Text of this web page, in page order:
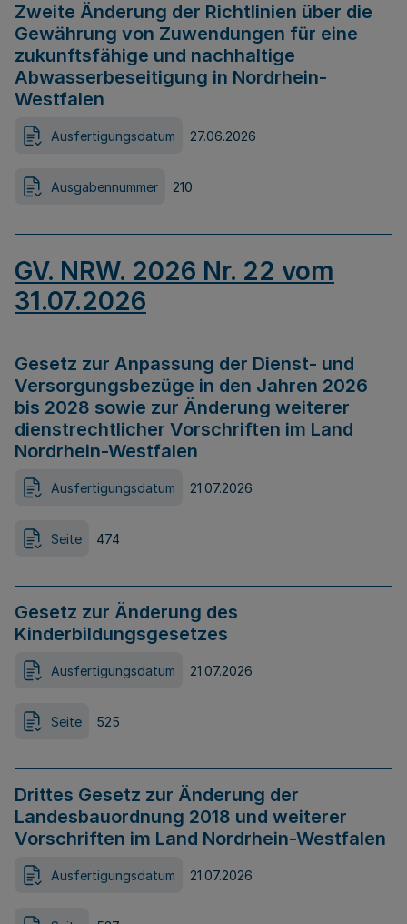
Zweite Änderung der Richtlinien über die
Gewährung von Zuwendungen für eine
zukunftsfähige und nachhaltige
Abwasserbeseitigung in Nordrhein-
Westfalen
Ausfertigungsdatum 27.06.2026
Ausgabennummer 210
GV. NRW. 2026 Nr. 22 vom
31.07.2026
Gesetz zur Anpassung der Dienst- und
Versorgungsbezüge in den Jahren 2026
bis 2028 sowie zur Änderung weiterer
dienstrechtlicher Vorschriften im Land
Nordrhein-Westfalen
Ausfertigungsdatum 21.07.2026
Seite 474
Gesetz zur Änderung des
Kinderbildungsgesetzes
Ausfertigungsdatum 21.07.2026
Seite 525
Drittes Gesetz zur Änderung der
Landesbauordnung 2018 und weiterer
Vorschriften im Land Nordrhein-Westfalen
Ausfertigungsdatum 21.07.2026